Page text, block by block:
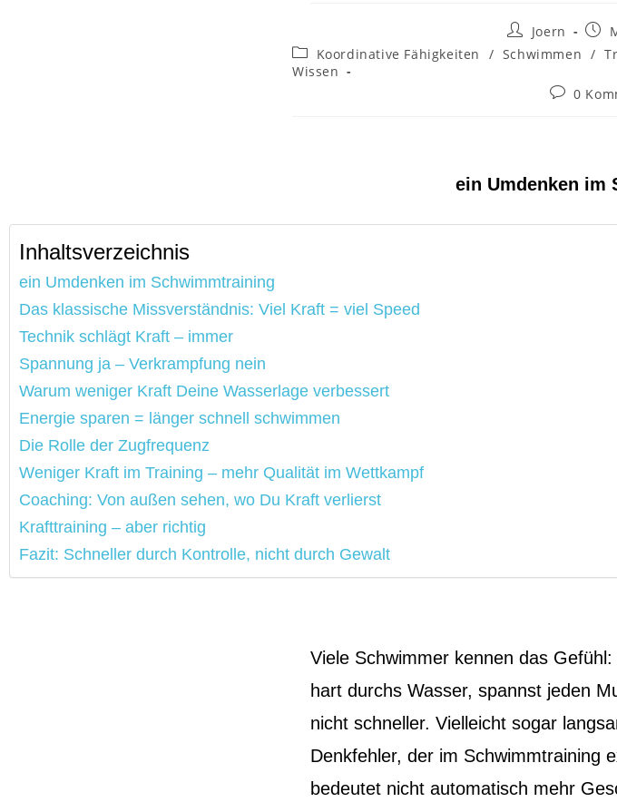
Joern
Koordinative Fähigkeiten
/ Schwimmen /
Wissen
0
ein Umdenken im
Inhaltsverzeichnis
ein Umdenken im Schwimmtraining
Das klassische Missverständnis: Viel Kraft = viel Speed
Technik schlägt Kraft – immer
Spannung ja – Verkrampfung nein
Warum weniger Kraft Deine Wasserlage verbessert
Energie sparen = länger schnell schwimmen
Die Rolle der Zugfrequenz
Weniger Kraft im Training – mehr Qualität im Wettkampf
Coaching: Von außen sehen, wo Du Kraft verlierst
Krafttraining – aber richtig
Fazit: Schneller durch Kontrolle, nicht durch Gewalt
Viele Schwimmer kennen das
hart durchs Wasser, spannst jeden
nicht schneller. Vielleicht sogar
Denkfehler, der im Schwimmtraining
bedeutet nicht automatisch mehr